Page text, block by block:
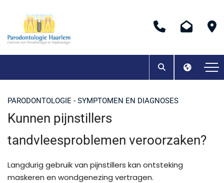
PARODONTOLOGIE - SYMPTOMEN EN DIAGNOSES
Kunnen pijnstillers
tandvleesproblemen veroorzaken?
Langdurig gebruik van pijnstillers kan ontsteking
maskeren en wondgenezing vertragen.